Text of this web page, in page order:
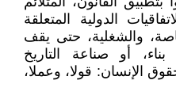
الدولية المتعلقة
والشغلية، حتى يقف
أو صناعة التاريخ
الإنسان: قولا، وعملا،